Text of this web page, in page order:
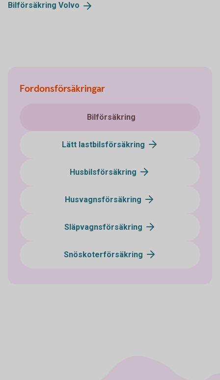
Bilförsäkring Volvo
Fordonsförsäkringar
Bilförsäkring
Lätt lastbilsförsäkring
Husbilsförsäkring
Husvagnsförsäkring
Släpvagnsförsäkring
Snöskoterförsäkring